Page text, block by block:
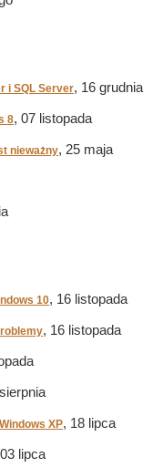
i SQL Server, 16 grudnia
8, 07 listopada
nieważny, 25 maja
10, 16 listopada
, 16 listopada
XP, 18 lipca
lipca